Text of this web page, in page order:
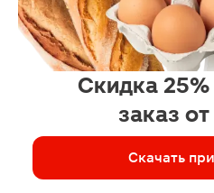
Скидка
заказ
Скачать